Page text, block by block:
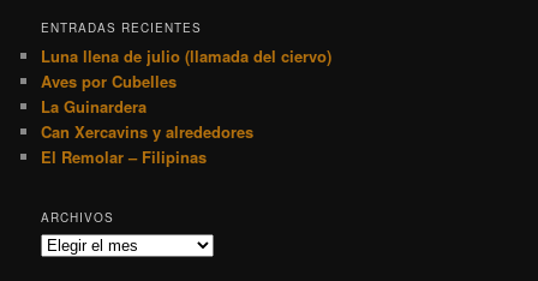
ENTRADAS RECIENTES
Luna llena de julio (llamada del ciervo)
Aves por Cubelles
La Guinardera
Can Xercavins y alrededores
El Remolar – Filipinas
ARCHIVOS
Archivos